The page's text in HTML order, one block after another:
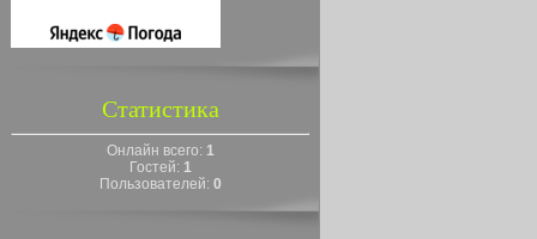
Статистика
Онлайн всего: 1
Гостей: 1
Пользователей: 0